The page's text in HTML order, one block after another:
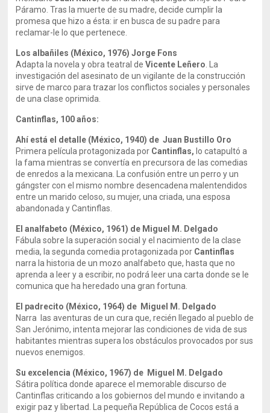
Páramo. Tras la muerte de su madre, decide cumplir la
promesa que hizo a ésta: ir en busca de su padre para
reclamar-le lo que pertenece.
Los albañiles (México, 1976) Jorge Fons
Adapta la novela y obra teatral deVicente Leñero . La
investigación del asesinato de un vigilante de la construcción
sirve de marco para trazar los conflictos sociales y personales
de una clase oprimida.
Cantinflas, 100 años:
Ahí está el detalle (México, 1940) de Juan Bustillo Oro
Primera película protagonizada por Cantinflas, lo catapultó a
la fama mientras se convertía en precursora de las comedias
de enredos a la mexicana. La confusión entre un perro y un
gángster con el mismo nombre desencadena malentendidos
entre un marido celoso, su mujer, una criada, una esposa
abandonada y Cantinflas.
El analfabeto (México, 1961) de Miguel M. Delgado
Fábula sobre la superación social y el nacimiento de la clase
media, la segunda comedia protagonizada por Cantinflas
narra la historia de un mozo analfabeto que, hasta que no
aprenda a leer y a escribir, no podrá leer una carta donde se le
comunica que ha heredado una gran fortuna.
El padrecito (México, 1964) de Miguel M. Delgado
Narra las aventuras de un cura que, recién llegado al pueblo de
San Jerónimo, intenta mejorar las condiciones de vida de sus
habitantes mientras supera los obstáculos provocados por sus
nuevos enemigos.
Su excelencia (México, 1967) de Miguel M. Delgado
Sátira política donde aparece el memorable discurso de
Cantinflas criticando a los gobiernos del mundo e invitando a
exigir paz y libertad. La pequeña República de Cocos está a